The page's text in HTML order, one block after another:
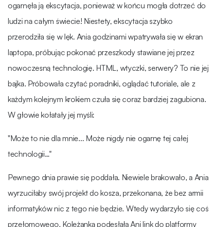
ogarnęła ją ekscytacja, ponieważ w końcu mogła dotrzeć do
ludzi na całym świecie! Niestety, ekscytacja szybko
przerodziła się w lęk. Ania godzinami wpatrywała się w ekran
laptopa, próbując pokonać przeszkody stawiane jej przez
nowoczesną technologię. HTML, wtyczki, serwery? To nie jej
bajka. Próbowała czytać poradniki, oglądać tutoriale, ale z
każdym kolejnym krokiem czuła się coraz bardziej zagubiona.
W głowie kołatały jej myśli:
"Może to nie dla mnie... Może nigdy nie ogarnę tej całej
technologii…"
Pewnego dnia prawie się poddała. Niewiele brakowało, a Ania
wyrzuciłaby swój projekt do kosza, przekonana, że bez armii
informatyków nic z tego nie będzie. Wtedy wydarzyło się coś
przełomowego. Koleżanka podesłała Ani link do platformy